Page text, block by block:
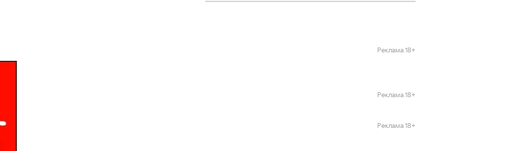
Реклама 18+
Реклама 18+
Реклама 18+